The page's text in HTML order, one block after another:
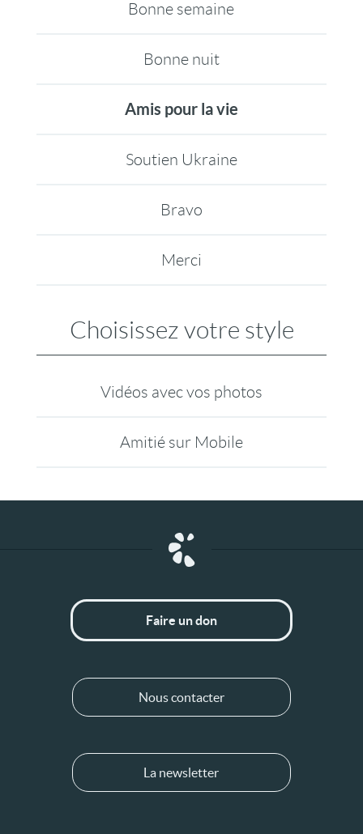
Bonne semaine
Bonne nuit
Amis pour la vie
Soutien Ukraine
Bravo
Merci
Choisissez votre style
Vidéos avec vos photos
Amitié sur Mobile
Faire un don
Nous contacter
La newsletter